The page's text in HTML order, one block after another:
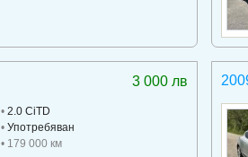
3 000 лв
• 2.0 CiTD
• Употребяван
• 179 000 км